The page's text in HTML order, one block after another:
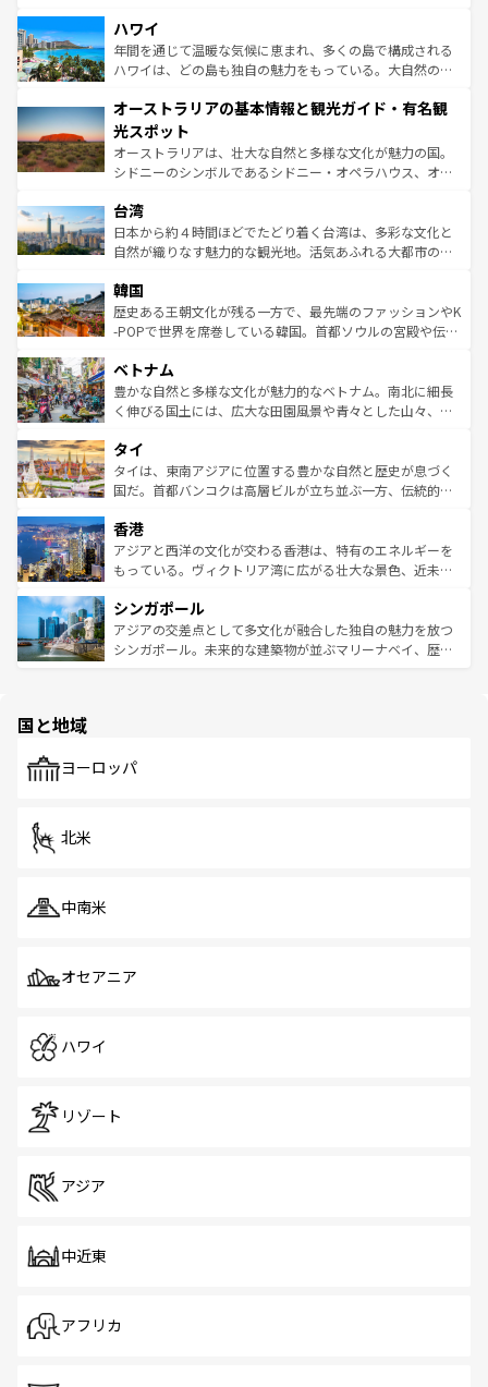
着のスイス情報は
のような巨大都市は、観光、ショッピング、エンターテイ
ンメントが詰まった刺激的なスポットだ。一方、アメリカ
西部には大自然が広がり、グランドキャニオンやイエロー
部のニューオーリンズでは、音楽と美食が融合した独特の
文化が魅力。旅行者はアメリカの各地域で異なる魅力を楽
しみながら、その多様性と豊かな歴史を感じることができ
るだろう。車でのロードトリップや列車の旅も、アメリカ
情報は
ハワイ
年間を通じて温暖な気候に恵まれ、多くの島で構成される
ハワイは、どの島も独自の魅力をもっている。大自然の神
ワイ島は見逃せない。また、定番の観光地といえばオアフ
島だが、静かな自然を求めるならマウイ島やカウアイ島が
おすすめ。エメラルドグリーンに輝く海をはじめ、豊かな
文化や歴史が息づいている。「アロハスピリット」と呼ば
人々、おいしいローカルフードやハワイアンミュージッ
ク、伝統的なフラダンスなど、すべてがハワイの魅力を彩
っている。訪れるたびに新しい発見と感動が待っているハ
はコンテンツ一覧
オーストラリアの基本情報と観光ガイド・有名観
光スポット
オーストラリアは、壮大な自然と多様な文化が魅力の国。
シドニーのシンボルであるシドニー・オペラハウス、オー
リアリーフや大陸中央部にそびえるウルル（エアーズロッ
ク）、タスマニアの美しい原生林やケアンズの熱帯雨林な
ど、見どころがたくさん。また、カフェやワイン、オージ
いる。アクティビティも充実しており、サーフィンやダイ
ビング、ハイキングなど、アウトドア好きにはたまらな
い。オーストラリアの多彩な魅力を存分に味わいつくそ
参照してほしい。
台湾
日本から約４時間ほどでたどり着く台湾は、多彩な文化と
自然が織りなす魅力的な観光地。活気あふれる大都市の台
ン）、静ひつな山岳地帯である台湾東部など、都市の喧騒
と山間の静けさが共存しており、訪れる人に新しい発見と
驚きをもたらしてくれる。また、奥深い台湾の食文化も魅
容にもいいと評判のスイーツなど、バラエティ豊かな料理
が味わえる。 なお、新着の台湾情報は コンテンツ一覧を参
照してほしい。
韓国
歴史ある王朝文化が残る一方で、最先端のファッションやK
-POPで世界を席巻している韓国。首都ソウルの宮殿や伝統
き、地方に足を延ばせば四季折々の自然美を楽しむことが
できる。そして、キムチや焼肉、絶品のストリートフード
まで、さまざまな韓国料理が待っている。夜には、韓国な
リティに包まれながら、韓国の多彩な魅力を心ゆくまで味
わってみてほしい。 なお、新着の韓国情報はコンテンツ一
覧を参照してほしい。
ベトナム
豊かな自然と多様な文化が魅力的なベトナム。南北に細長
く伸びる国土には、広大な田園風景や青々とした山々、世
急速な発展と共に伝統が息づく。ハノイの古い町並みやホ
ーチミン市のフランス統治時代の建物も、独特の雰囲気を
醸し出している。また、バラエティの豊かさとおいしさで
とつ。フォーやバインミー、ベトナムコーヒーなどは、ぜ
ひ現地で味わいたい。どの地域を訪れてもあたたかい人々
が旅行者を迎えてくれるので、きっと忘れられない旅にな
参照してほしい。
タイ
タイは、東南アジアに位置する豊かな自然と歴史が息づく
国だ。首都バンコクは高層ビルが立ち並ぶ一方、伝統的な
の活気が交差している。北部ではチェンマイなどの山岳地
帯で自然と触れ合い、南部ではプーケットやクラビの美し
いビーチでリゾート気分を楽しむことができる。タイ料理
激する。気候は一年中温暖で、どの季節にも異なる楽しみ
が待っている。親しみやすいタイの人々、仏教を中心とし
た文化、そして多様な観光資源が、訪れる旅人を魅了し続
香港
アジアと西洋の文化が交わる香港は、特有のエネルギーを
もっている。ヴィクトリア湾に広がる壮大な景色、近未来
み、どこを訪れても感動するはず。観光スポットが密集し
ており、効率よく見どころを回れるのも魅力。息をのむよ
うな絶景から文化的な体験まで、香港を存分に楽しみ尽く
シンガポール
アジアの交差点として多文化が融合した独自の魅力を放つ
シンガポール。未来的な建築物が並ぶマリーナベイ、歴史
で、ホーカーズは地元の風情を楽しめる外せないスポット
国と地域
ヨーロッパ
北米
中南米
オセアニア
ハワイ
リゾート
アジア
中近東
アフリカ